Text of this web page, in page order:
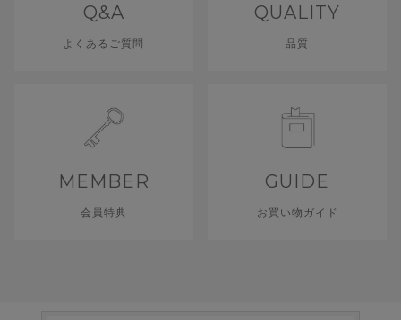
Q&A
よくあるご質問
QUALITY
品質
MEMBER
会員特典
GUIDE
お買い物ガイド